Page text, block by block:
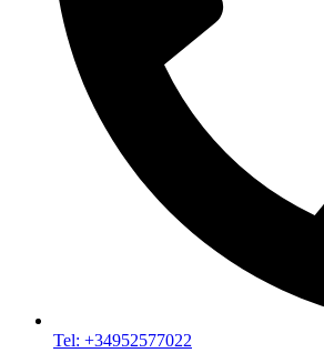
Tel: +34952577022